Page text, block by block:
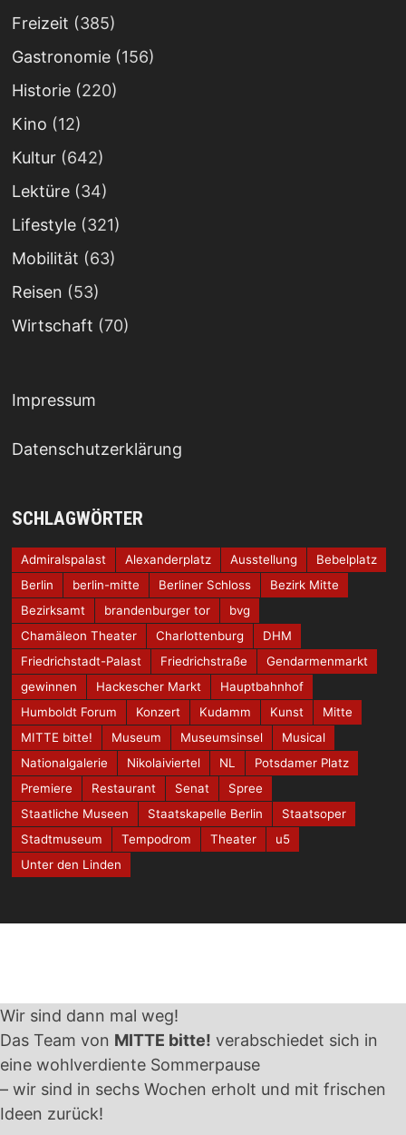
Freizeit (385)
Gastronomie(156)
Historie(220)
Kino (12)
Kultur(642)
Lektüre(34)
Lifestyle(321)
Mobilität (63)
Reisen (53)
Wirtschaft (70)
Impressum
Datenschutzerklärung
SCHLAGWÖRTER
Admiralspalast Alexanderplatz Ausstellung
Bebelplatz
Berlin
berlin-mitte Berliner Schloss
Bezirk Mitte
Bezirksamt
brandenburger tor
bvg
Chamäleon Theater
Charlottenburg
DHM
Friedrichstadt-Palast
Friedrichstraße
Gendarmenmarkt
gewinnen
Hackescher Markt
Hauptbahnhof
Humboldt Forum
Konzert Kudamm Kunst
Mitte
MITTE bitte!
Museum Museumsinsel
Musical
Nationalgalerie
Nikolaiviertel NL
Potsdamer Platz
Premiere
Restaurant Senat
Spree
Staatliche Museen
Staatskapelle Berlin
Staatsoper
Stadtmuseum
Tempodrom Theater
u5
Unter den Linden
Wir sind dann mal weg!
Das Team von MITTE bitte! verabschiedet sich in
eine wohlverdiente Sommerpause
– wir sind in sechs Wochen erholt und mit frischen
Ideen zurück!